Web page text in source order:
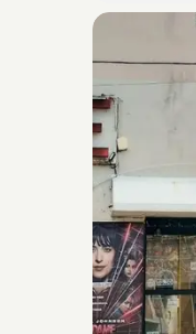
https://
Instagram:
https://
POR MAS
+54 9